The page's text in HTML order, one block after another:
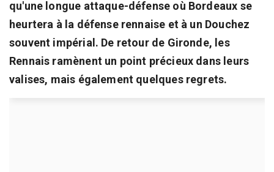
qu'une longue attaque-défense où Bordeaux se
heurtera à la défense rennaise et à un Douchez
souvent impérial. De retour de Gironde, les
Rennais ramènent un point précieux dans leurs
valises, mais également quelques regrets.